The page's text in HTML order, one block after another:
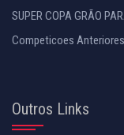
SUPER COPA GRÃO
Competicoes Anteriores
Outros Links